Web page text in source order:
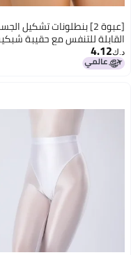
[عبوة 2] بنطلونات تشكيل
القابلة للتنفس مع حقيبة
لرفع الأرداف وتمارين اليوغا
د.ك‏4.12